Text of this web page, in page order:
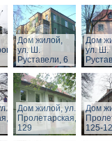
Дом жилой,
ул. Ш.
Руставели, 6
Дом
ул. Ш.
Дом жилой, ул.
Пролетарская,
129
Дом
125-